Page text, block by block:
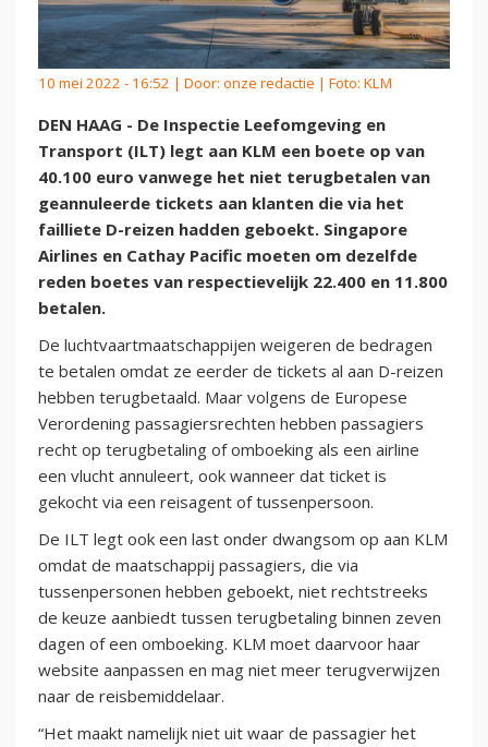
10 mei 2022 - 16:52 | Door: onze redactie | Foto: KLM
DEN HAAG - De Inspectie Leefomgeving en
Transport (ILT) legt aan KLM een boete op van
40.100 euro vanwege het niet terugbetalen van
geannuleerde tickets aan klanten die via het
failliete D-reizen hadden geboekt. Singapore
Airlines en Cathay Pacific moeten om dezelfde
reden boetes van respectievelijk 22.400 en 11.800
betalen.
De luchtvaartmaatschappijen weigeren de bedragen
te betalen omdat ze eerder de tickets al aan D-reizen
hebben terugbetaald. Maar volgens de Europese
Verordening passagiersrechten hebben passagiers
recht op terugbetaling of omboeking als een airline
een vlucht annuleert, ook wanneer dat ticket is
gekocht via een reisagent of tussenpersoon.
De ILT legt ook een last onder dwangsom op aan KLM
omdat de maatschappij passagiers, die via
tussenpersonen hebben geboekt, niet rechtstreeks
de keuze aanbiedt tussen terugbetaling binnen zeven
dagen of een omboeking. KLM moet daarvoor haar
website aanpassen en mag niet meer terugverwijzen
naar de reisbemiddelaar.
“Het maakt namelijk niet uit waar de passagier het